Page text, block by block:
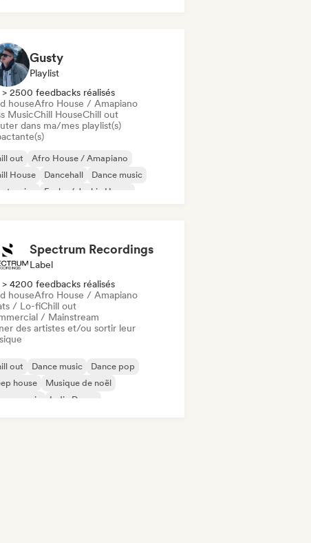
Gusty
Playlist
> 2500 feedbacks réalisés
houseAfro House / Amapiano
MusicChill HouseChill out
dans ma/mes playlist(s)
out
Afro House / Amapiano
House
Dancehall
Dance music
Funky / Jackin House
Spectrum Recordings
Label
> 4200 feedbacks réalisés
houseAfro House / Amapiano
/ Lo-fiChill out
/ Mainstream
des artistes et/ou sortir leur
out Dance music
Dance pop
house
Musique de noël
music
Indie Dance